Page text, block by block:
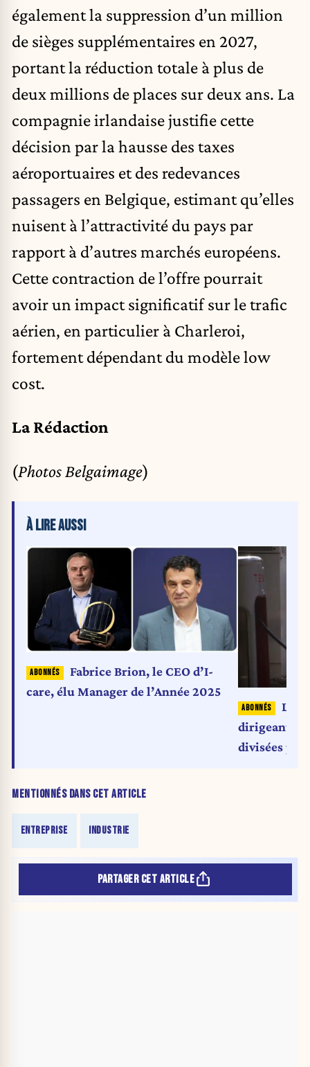
également la suppression d’un million
de sièges supplémentaires en 2027,
portant la réduction totale à plus de
deux millions de places sur deux ans. La
compagnie irlandaise justifie cette
décision par la hausse des taxes
aéroportuaires et des redevances
passagers en Belgique, estimant qu’elles
nuisent à l’attractivité du pays par
rapport à d’autres marchés européens.
Cette contraction de l’offre pourrait
avoir un impact significatif sur le trafic
aérien, en particulier à Charleroi,
fortement dépendant du modèle low
cost.
La Rédaction
(Photos Belgaimage)
MENTIONNÉS DANS CET ARTICLE
ENTREPRISE INDUSTRIE
À LIRE AUSSI
Fabrice Brion, le CEO d’I-
care, élu Manager de l’Année 2025
Les
dirigeants
divisées par
PARTAGER CET ARTICLE